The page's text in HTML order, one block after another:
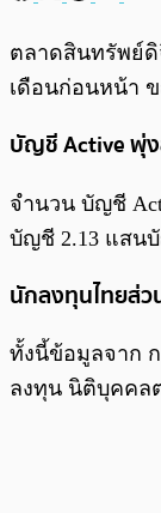
พร้อมเล่น
ตลาดสินทรัพย์ดิ
เดือนก่อนหน้า
บัญชี Active พุ่
จำนวน บัญชี
บัญชี 2.13 แสน
นักลงทุนไทยส่
ทั้งนี้ข้อมูลจาก
ลงทุน นิติบุคคล